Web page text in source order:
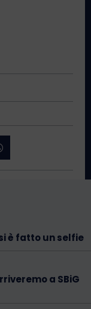
è fatto un selfie
a SBiG